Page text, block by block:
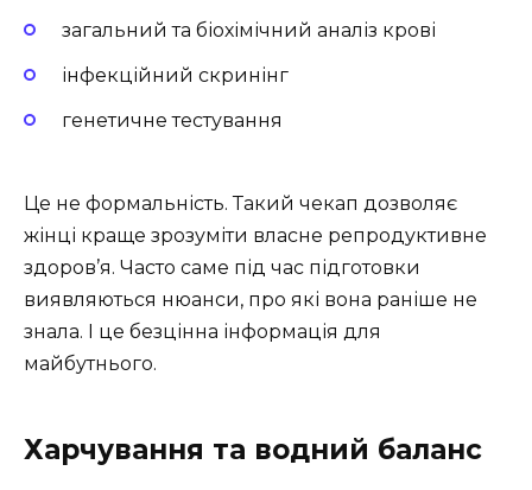
загальний та біохімічний аналіз крові
інфекційний скринінг
генетичне тестування
Це не формальність. Такий чекап дозволяє
жінці краще зрозуміти власне репродуктивне
здоров’я. Часто саме під час підготовки
виявляються нюанси, про які вона раніше не
знала. І це безцінна інформація для
майбутнього.
Харчування та водний баланс